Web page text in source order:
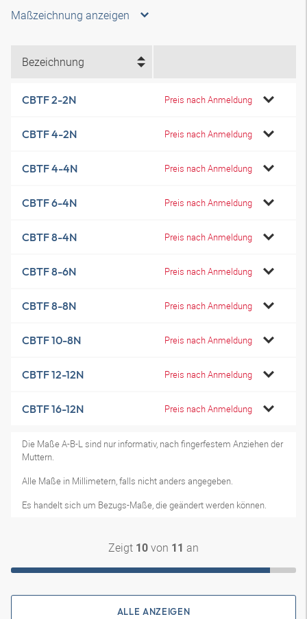
Maßzeichnung anzeigen
Bezeichnung
CBTF 2-2N Preis nach Anmeldung
CBTF 4-2N Preis nach Anmeldung
CBTF 4-4N Preis nach Anmeldung
CBTF 6-4N Preis nach Anmeldung
CBTF 8-4N Preis nach Anmeldung
CBTF 8-6N Preis nach Anmeldung
CBTF 8-8N Preis nach Anmeldung
CBTF 10-8N Preis nach Anmeldung
CBTF 12-12N Preis nach Anmeldung
CBTF 16-12N Preis nach Anmeldung
Die Maße A-B-L sind nur informativ, nach fingerfestem Anziehen der
Muttern.
Alle Maße in Millimetern, falls nicht anders angegeben.
Es handelt sich um Bezugs-Maße, die geändert werden können.
Zeigt 10 von 11 an
ALLE ANZEIGEN